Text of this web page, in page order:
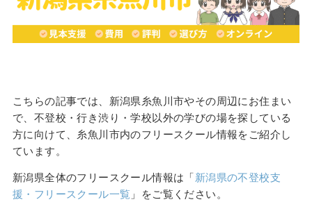
こちらの記事では、新潟県糸魚川市やその周辺にお住まい
で、不登校・行き渋り・学校以外の学びの場を探している
方に向けて、糸魚川市内のフリースクール情報をご紹介し
ています。
新潟県全体のフリースクール情報は「新潟県の不登校支
援・フリースクール一覧 」をご覧ください。